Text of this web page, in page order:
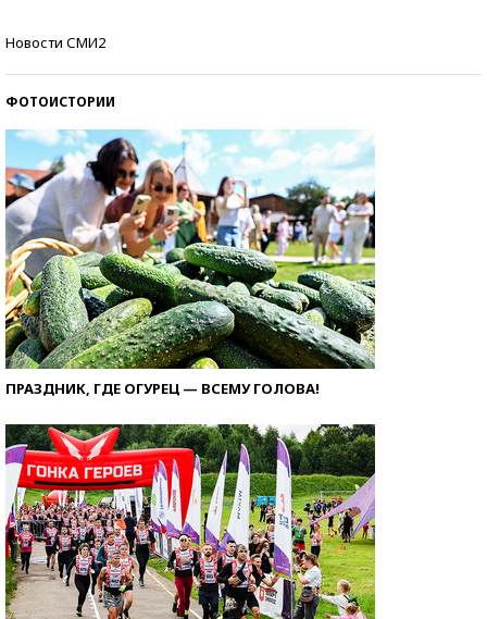
Новости СМИ2
ФОТОИСТОРИИ
ПРАЗДНИК, ГДЕ ОГУРЕЦ — ВСЕМУ ГОЛОВА!